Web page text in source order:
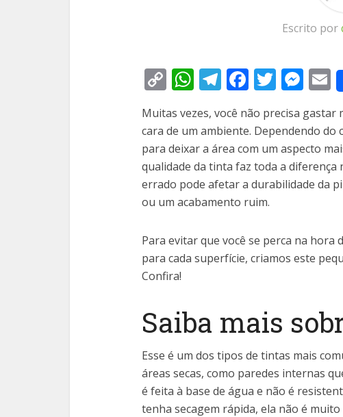
Escrito por
CopyWhatsApp
Telegram
Muitas vezes, você não precisa
cara de um ambiente. Dependendo do
para deixar a área com um aspecto
qualidade da tinta faz toda a
errado pode afetar a durabilidade da
ou um acabamento ruim.
Para evitar que você se perca na hora
para cada superfície, criamos este
Confira!
Saiba mais
Esse é um dos tipos de tintas mais
áreas secas, como paredes internas
é feita à base de água e não é
tenha secagem rápida, ela não é